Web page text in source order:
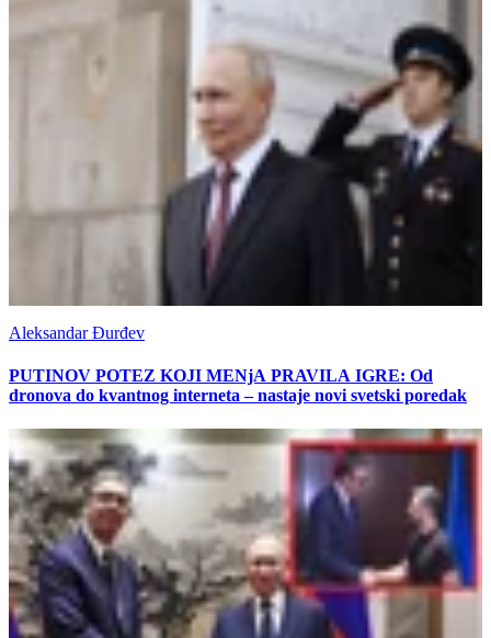
Aleksandar Đurđev
PUTINOV POTEZ KOJI MENjA PRAVILA IGRE: Od
dronova do kvantnog interneta – nastaje novi svetski poredak